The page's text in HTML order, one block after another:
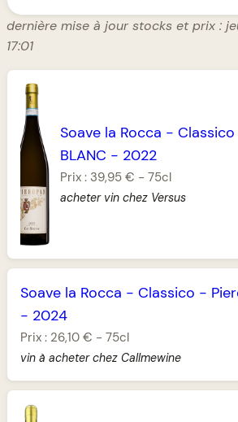
dernière mise à jour stocks et prix :
17:01
Soave la Rocca - Classico
BLANC - 2022
Prix : 39,95 € -75cl
acheter vin chez Versus
Soave la Rocca - Classico -
- 2024
Prix : 26,10 € - 75cl
vin à acheter chez Callmewine